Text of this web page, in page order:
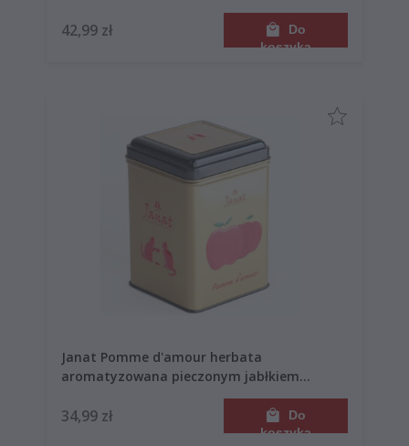
42,99 zł
Do
koszyka
Janat Pomme d'amour herbata
aromatyzowana pieczonym jabłkiem
34,99 zł
Do
koszyka